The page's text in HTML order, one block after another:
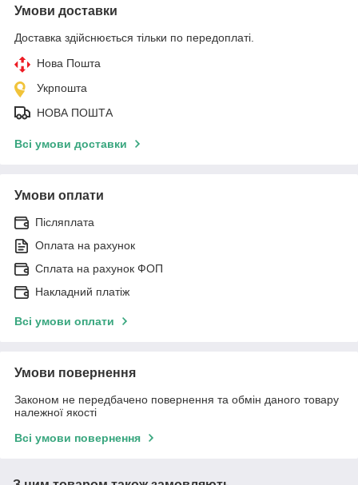
Умови доставки
Доставка здійснюється тільки по передоплаті.
Нова Пошта
Укрпошта
НОВА ПОШТА
Всі умови доставки
Умови оплати
Післяплата
Оплата на рахунок
Сплата на рахунок ФОП
Накладний платіж
Всі умови оплати
Умови повернення
Законом не передбачено повернення та обмін даного товару
належної якості
Всі умови повернення